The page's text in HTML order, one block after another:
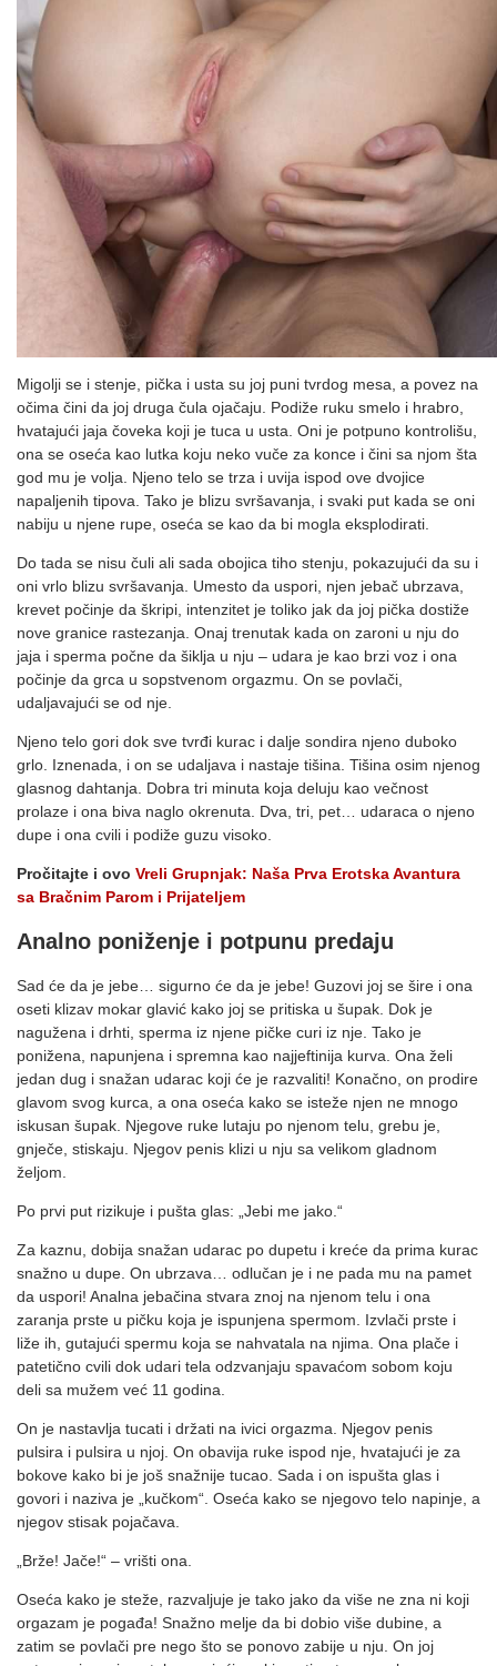
Migolji se i stenje, pička i usta su joj puni tvrdog mesa, a povez na
očima čini da joj druga čula ojačaju. Podiže ruku smelo i hrabro,
hvatajući jaja čoveka koji je tuca u usta. Oni je potpuno kontrolišu,
ona se oseća kao lutka koju neko vuče za konce i čini sa njom šta
god mu je volja. Njeno telo se trza i uvija ispod ove dvojice
napaljenih tipova. Tako je blizu svršavanja, i svaki put kada se oni
nabiju u njene rupe, oseća se kao da bi mogla eksplodirati.
Do tada se nisu čuli ali sada obojica tiho stenju, pokazujući da su i
oni vrlo blizu svršavanja. Umesto da uspori, njen jebač ubrzava,
krevet počinje da škripi, intenzitet je toliko jak da joj pička dostiže
nove granice rastezanja. Onaj trenutak kada on zaroni u nju do
jaja i sperma počne da šiklja u nju – udara je kao brzi voz i ona
počinje da grca u sopstvenom orgazmu. On se povlači,
udaljavajući se od nje.
Njeno telo gori dok sve tvrđi kurac i dalje sondira njeno duboko
grlo. Iznenada, i on se udaljava i nastaje tišina. Tišina osim njenog
glasnog dahtanja. Dobra tri minuta koja deluju kao večnost
prolaze i ona biva naglo okrenuta. Dva, tri, pet… udaraca o njeno
dupe i ona cvili i podiže guzu visoko.
Pročitajte i ovo Vreli Grupnjak: Naša Prva Erotska Avantura
sa Bračnim Parom i Prijateljem
Analno poniženje i potpunu predaju
Sad će da je jebe… sigurno će da je jebe! Guzovi joj se šire i ona
oseti klizav mokar glavić kako joj se pritiska u šupak. Dok je
nagužena i drhti, sperma iz njene pičke curi iz nje. Tako je
ponižena, napunjena i spremna kao najjeftinija kurva. Ona želi
jedan dug i snažan udarac koji će je razvaliti! Konačno, on prodire
glavom svog kurca, a ona oseća kako se isteže njen ne mnogo
iskusan šupak. Njegove ruke lutaju po njenom telu, grebu je,
gnječe, stiskaju. Njegov penis klizi u nju sa velikom gladnom
željom.
Po prvi put rizikuje i pušta glas: „Jebi me jako.“
Za kaznu, dobija snažan udarac po dupetu i kreće da prima kurac
snažno u dupe. On ubrzava… odlučan je i ne pada mu na pamet
da uspori! Analna jebačina stvara znoj na njenom telu i ona
zaranja prste u pičku koja je ispunjena spermom. Izvlači prste i
liže ih, gutajući spermu koja se nahvatala na njima. Ona plače i
patetično cvili dok udari tela odzvanjaju spavaćom sobom koju
deli sa mužem već 11 godina.
On je nastavlja tucati i držati na ivici orgazma. Njegov penis
pulsira i pulsira u njoj. On obavija ruke ispod nje, hvatajući je za
bokove kako bi je još snažnije tucao. Sada i on ispušta glas i
govori i naziva je „kučkom“. Oseća kako se njegovo telo napinje, a
njegov stisak pojačava.
„Brže! Jače!“ – vrišti ona.
Oseća kako je steže, razvaljuje je tako jako da više ne zna ni koji
orgazam je pogađa! Snažno melje da bi dobio više dubine, a
zatim se povlači pre nego što se ponovo zabije u nju. On joj